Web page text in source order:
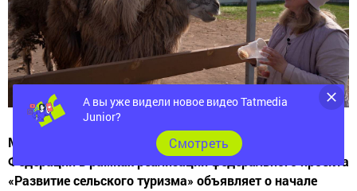
Министерство сельского хозяйства Российской
Федерации в рамках реализации федерального проекта
«Развитие сельского туризма» объявляет о начале
А вы уже видели новое видео Tatmedia
Junior?
Cмотреть